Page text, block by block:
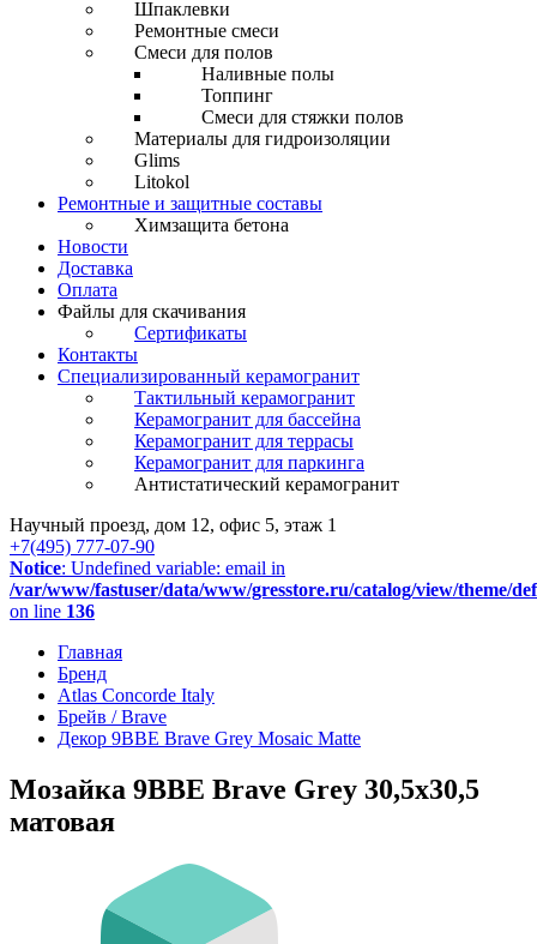
Шпаклевки
Ремонтные смеси
Смеси для полов
Наливные полы
Топпинг
Смеси для стяжки полов
Материалы для гидроизоляции
Glims
Litokol
Ремонтные и защитные составы
Химзащита бетона
Новости
Доставка
Оплата
Файлы для скачивания
Сертификаты
Контакты
Специализированный керамогранит
Тактильный керамогранит
Керамогранит для бассейна
Керамогранит для террасы
Керамогранит для паркинга
Антистатический керамогранит
Научный проезд, дом 12, офис 5, этаж 1
+7(495) 777-07-90
Notice: Undefined variable: email in
/var/www/fastuser/data/www/gresstore.ru/catalog/view/theme/
on line 136
Главная
Бренд
Atlas Concorde Italy
Брейв / Brave
Декор 9BBE Brave Grey Mosaic Matte
Мозайка 9BBE Brave Grey 30,5x30,5
матовая